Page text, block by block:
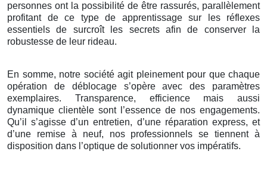
personnes ont la possibilité de être rassurés, parallèlement
profitant de ce type de apprentissage sur les réflexes
essentiels de surcroît les secrets afin de conserver la
robustesse de leur rideau.
En somme, notre société agit pleinement pour que chaque
opération de déblocage s’opère avec des paramètres
exemplaires. Transparence, efficience mais aussi
dynamique clientèle sont l’essence de nos engagements.
Qu’il s’agisse d’un entretien, d’une réparation express, et
d’une remise à neuf, nos professionnels se tiennent à
disposition dans l’optique de solutionner vos impératifs.